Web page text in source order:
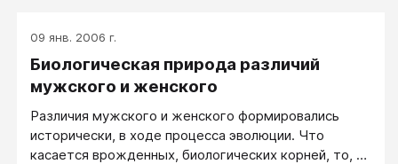
09 янв. 2006 г.
Биологическая природа различий
мужского и женского
Различия мужского и женского формировались
исторически, в ходе процесса эволюции. Что
касается врожденных, биологических корней, то, по